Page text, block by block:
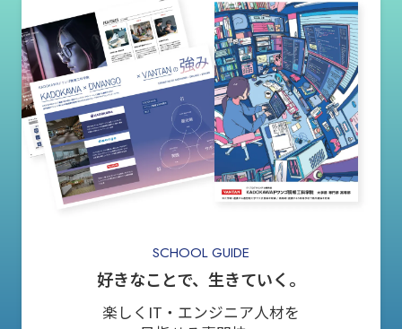
SCHOOL GUIDE
好きなことで、生きていく。
楽しくIT・エンジニア人材を